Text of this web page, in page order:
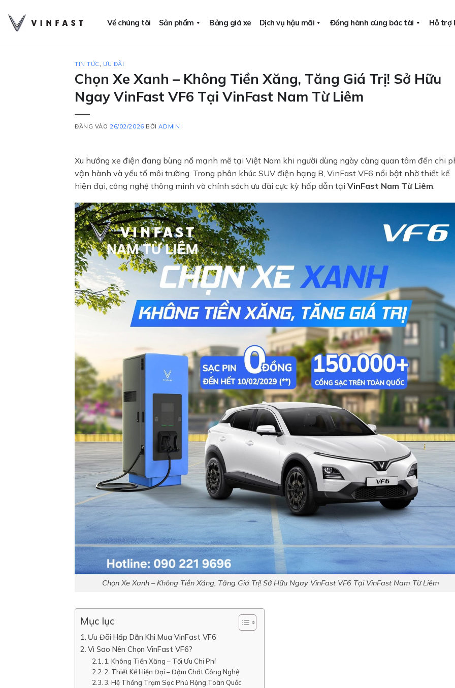
qua
Về chúng tôi Sản phẩm Bảng giá xe Dịch vụ hậu mãi Đồng hành cùng bác tài Hỗ trợ
TIN TỨC, ƯU ĐÃI
Chọn Xe Xanh – Không Tiền Xăng, Tăng Giá Trị! Sở Hữu
Ngay VinFast VF6 Tại VinFast Nam Từ Liêm
ĐĂNG VÀO 26/02/2026 BỞIADMIN
Xu hướng xe điện đang bùng nổ mạnh mẽ tại Việt Nam khi người dùng ngày càng quan tâm đến chi
vận hành và yếu tố môi trường. Trong phân khúc SUV điện hạng B, VinFast VF6 nổi bật nhờ thiết kế
hiện đại, công nghệ thông minh và chính sách ưu đãi cực kỳ hấp dẫn tại VinFast Nam Từ Liêm
Chọn Xe Xanh – Không Tiền Xăng, Tăng Giá Trị! Sở Hữu Ngay VinFast VF6 Tại VinFast Nam Từ Liêm
Mục lục
Ưu Đãi Hấp Dẫn Khi Mua VinFast VF6
Vì Sao Nên Chọn VinFast VF6?
1. Không Tiền Xăng – Tối Ưu Chi Phí
2. Thiết Kế Hiện Đại – Đậm Chất Công Nghệ
3. Hệ Thống Trạm Sạc Phủ Rộng Toàn Quốc